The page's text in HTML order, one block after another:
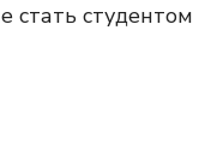
стать студентом